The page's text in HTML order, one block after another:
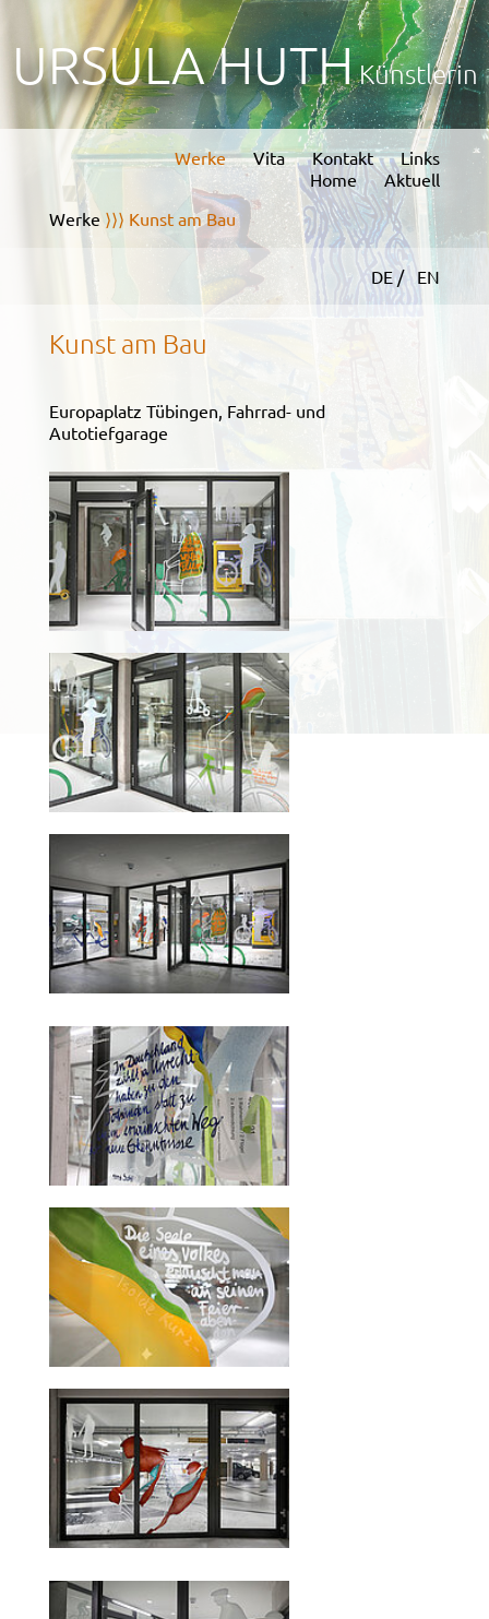
URSULA HUTHKünstlerin
Links
Kontakt
Vita
Werke
Aktuell
Home
Werke ⟩⟩⟩ Kunst am Bau
DE / EN
Kunst am Bau
Europaplatz Tübingen, Fahrrad- und
Autotiefgarage